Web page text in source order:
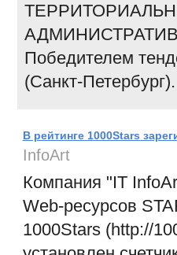
Победителем
(Санкт-Петербург).
В рейтинге 1000Stars
InfoArt
Компания "IT
Web-ресурсов
1000Stars (http://